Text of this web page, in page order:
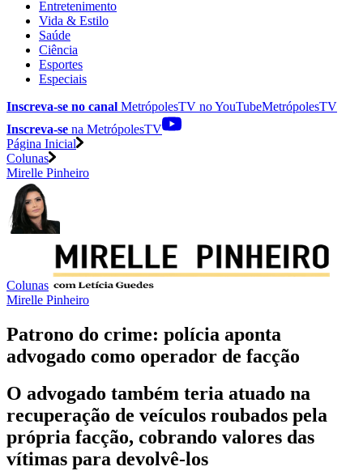
Entretenimento
Vida & Estilo
Saúde
Ciência
Esportes
Especiais
Inscreva-se no canal MetrópolesTV noYouTubeMetrópolesTV
Inscreva-se na MetrópolesTV
Página Inicial
Colunas
Mirelle Pinheiro
Colunas
Mirelle Pinheiro
Patrono do crime: polícia aponta
advogado como operador de facção
O advogado também teria atuado na
recuperação de veículos roubados pela
própria facção, cobrando valores das
vítimas para devolvê-los